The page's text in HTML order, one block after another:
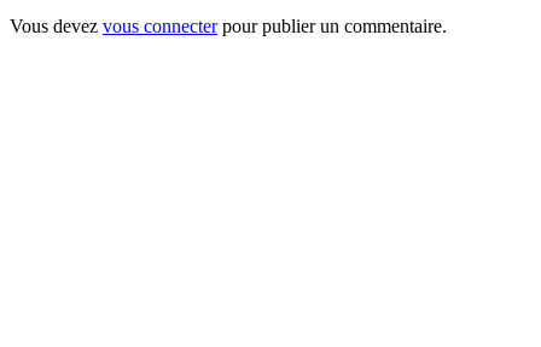
Vous devez vous connecterpour publier un commentaire.